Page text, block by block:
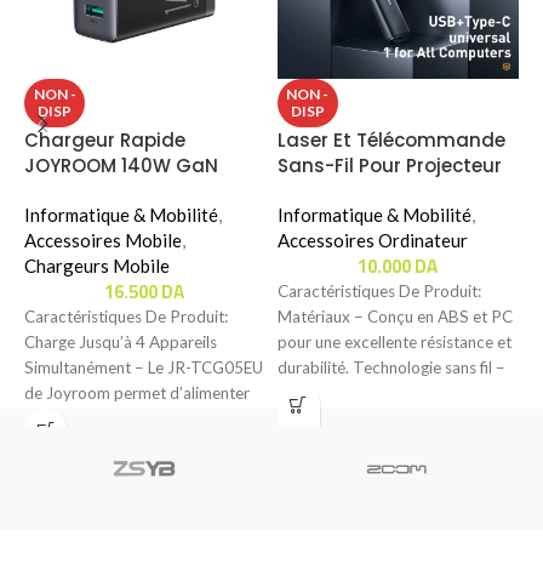
NON -
DISP
Chargeur Rapide
JOYROOM 140W GaN
Avec Cable 240W (JR-
TCG05EU)
Informatique & Mobilité,
Accessoires Mobile,
Chargeurs Mobile
16.500DA
Caractéristiques De Produit:
Charge Jusqu’à 4 Appareils
Simultanément – Le JR-TCG05EU
de Joyroom permet d’alimenter
jusqu’à quatre appareils en même
NON -
DISP
Laser Et Télécommande
Sans-Fil Pour Projecteur
Informatique & Mobilité,
Accessoires Ordinateur
10.000DA
Caractéristiques De Produit:
Matériaux – Conçu en ABS et PC
pour une excellente résistance et
durabilité. Technologie sans fil –